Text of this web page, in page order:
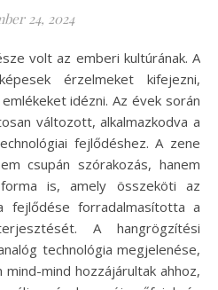
24, 2024
érzelmeket kifejezni,
idézni. Az évek során
változott, alkalmazkodva a
fejlődéshez. A zene
csupán szórakozás, hanem
is, amely összeköti az
fejlődése forradalmasította a
A hangrögzítési
technológia megjelenése,
mind hozzájárultak ahhoz,